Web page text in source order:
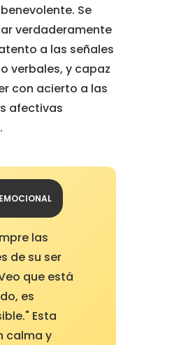
Se
verdaderamente
a las señales
verbales, y capaz
con acierto a las
afectivas
las
de su ser
que está
es
Esta
calma y